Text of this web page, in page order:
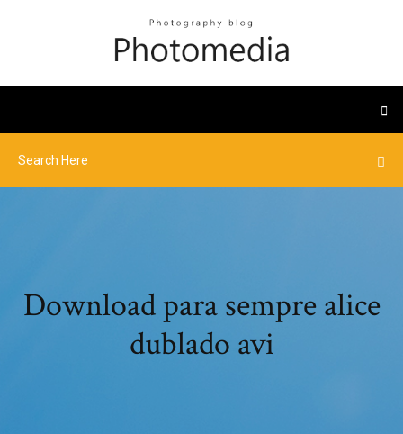
Download para sempre alice
dublado avi